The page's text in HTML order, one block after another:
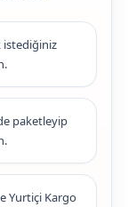
paketleyip
Yurtiçi Kargo